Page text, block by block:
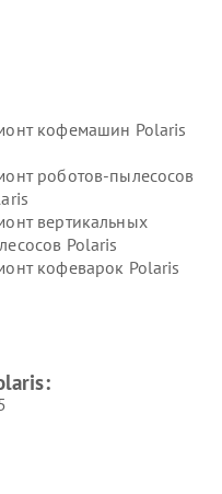
кофемашин Polaris
роботов-пылесосов
вертикальных
Polaris
кофеварок Polaris